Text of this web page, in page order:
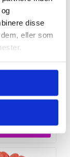
disse
eller som
Mus 1050 g.